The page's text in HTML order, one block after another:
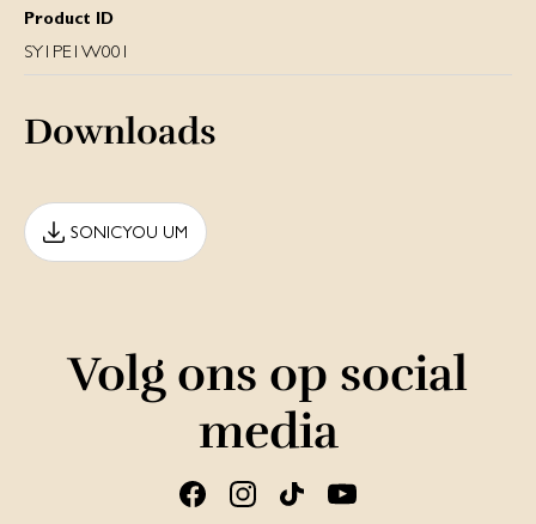
Product ID
SY1PE1W001
Downloads
SONICYOU UM
Volg ons op social
media